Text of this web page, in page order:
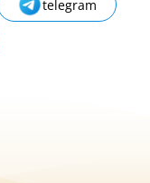
telegram